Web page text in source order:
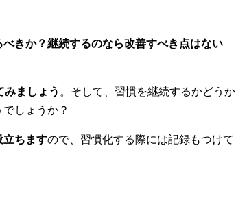
べきか？継続するのなら改善すべき点はない
みましょう 。そして、習慣を継続するかどうか
しょうか？
立ちますので、習慣化する際には記録もつけて